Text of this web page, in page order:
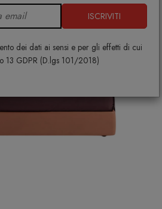
ISCRIVITI
dei dati ai sensi e per gli effetti di cui
13 GDPR (D.lgs 101/2018)